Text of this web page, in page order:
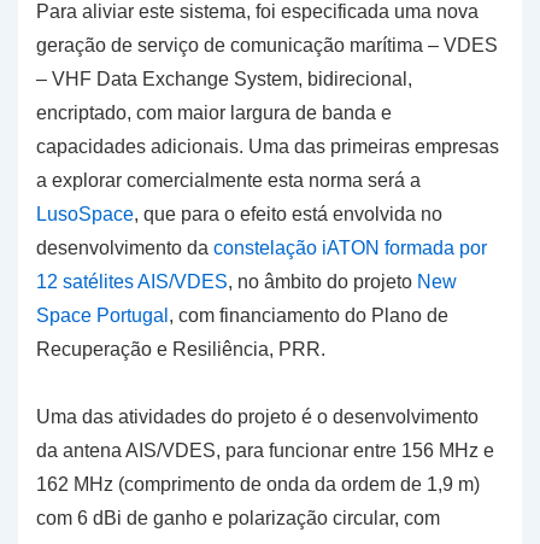
Para aliviar este sistema, foi especificada uma nova
geração de serviço de comunicação marítima – VDES
– VHF Data Exchange System, bidirecional,
encriptado, com maior largura de banda e
capacidades adicionais. Uma das primeiras empresas
a explorar comercialmente esta norma será a
LusoSpace, que para o efeito está envolvida no
desenvolvimento da constelação iATON formada por
12 satélites AIS/VDES, no âmbito do projeto New
Space Portugal , com financiamento do Plano de
Recuperação e Resiliência, PRR.
Uma das atividades do projeto é o desenvolvimento
da antena AIS/VDES, para funcionar entre 156 MHz e
162 MHz (comprimento de onda da ordem de 1,9 m)
com 6 dBi de ganho e polarização circular, com